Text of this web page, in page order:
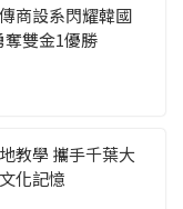
商設系閃耀韓國
雙金1優勝
教學 攜手千葉大
化記憶